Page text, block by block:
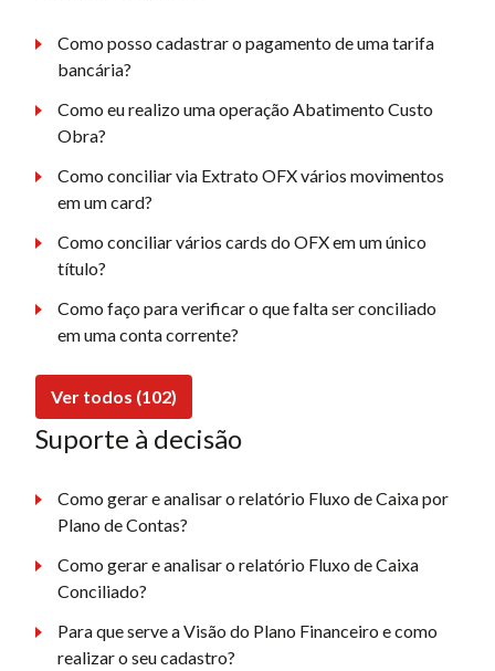
Como posso cadastrar o pagamento de uma tarifa
bancária?
Como eu realizo uma operação Abatimento Custo
Obra?
Como conciliar via Extrato OFX vários movimentos
em um card?
Como conciliar vários cards do OFX em um único
título?
Como faço para verificar o que falta ser conciliado
em uma conta corrente?
Ver todos (102)
Suporte à decisão
Como gerar e analisar o relatório Fluxo de Caixa por
Plano de Contas?
Como gerar e analisar o relatório Fluxo de Caixa
Conciliado?
Para que serve a Visão do Plano Financeiro e como
realizar o seu cadastro?